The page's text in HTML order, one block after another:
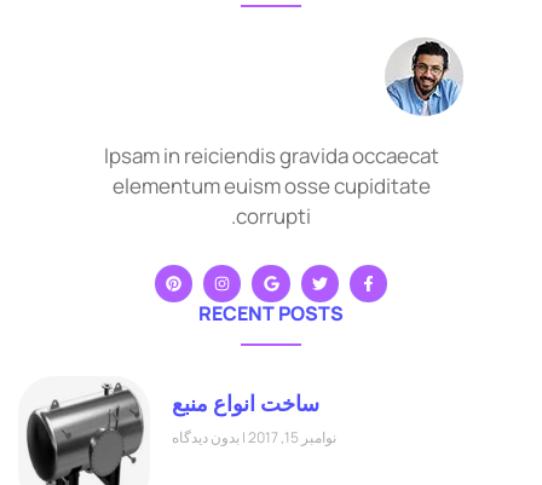
Ipsam in reiciendis gravida occaecat
elementum euism osse cupiditate
corrupti.
RECENT POSTS
ساخت انواع منبع
نوامبر 15, 2017 بدون دیدگاه